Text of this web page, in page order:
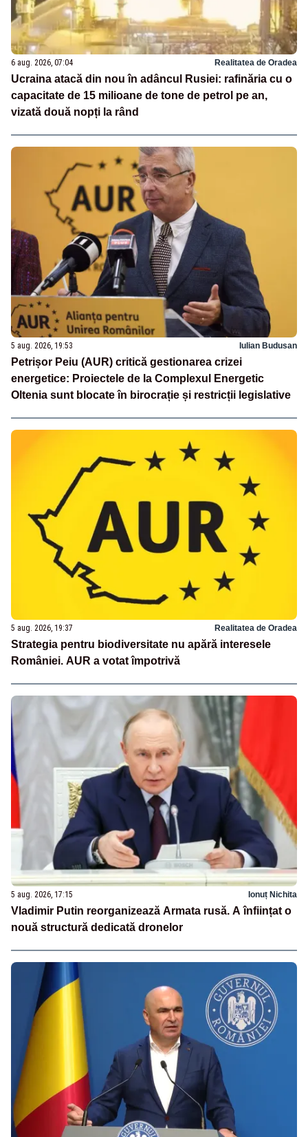
6 aug. 2026, 07:04 Realitatea de Oradea
Ucraina atacă din nou în adâncul Rusiei: rafinăria cu o
capacitate de 15 milioane de tone de petrol pe an,
vizată două nopți la rând
5 aug. 2026, 19:53 Iulian Budusan
Petrișor Peiu (AUR) critică gestionarea crizei
energetice: Proiectele de la Complexul Energetic
Oltenia sunt blocate în birocrație și restricții legislative
5 aug. 2026, 19:37 Realitatea de Oradea
Strategia pentru biodiversitate nu apără interesele
României. AUR a votat împotrivă
5 aug. 2026, 17:15 Ionuț Nichita
Vladimir Putin reorganizează Armata rusă. A înființat o
nouă structură dedicată dronelor